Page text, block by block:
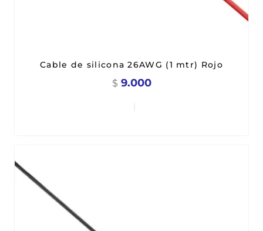
Cable de silicona 26AWG (1 mtr) Rojo
$ 9.000